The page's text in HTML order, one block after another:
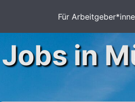
Für
in